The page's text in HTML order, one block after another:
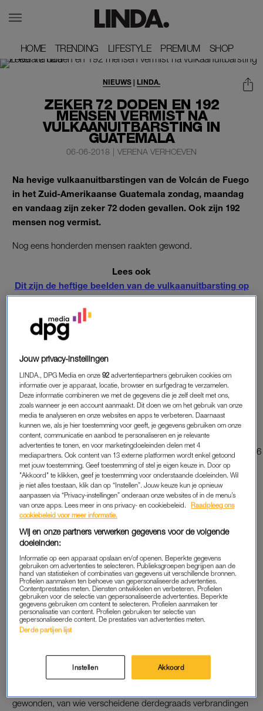
HOME
HOME TRENDING
TRENDING LIFESTYLE
LIFESTYLE PREMIUM
PREMIUM SHOP
SHOP
ZEKER 72 DODEN EN 192
MENSEN VERMIST NA
VULKAANUITBARSTING IN
GUATEMALA
NIEUWS | LINDA.
06-06-2018 | VERENA VERHOEVEN
Na hevige vulkaanuitbarstingen van de Volcán de Fuego
in het Zuid-Amerikaanse Guatemala zondag, maandag
en vandaag zijn zeker 72 doden gevallen. Ook zijn 192
mensen nog vermist.
Nog eens honderden mensen raakten gewond.
Lees ook
Dit zijn de heftige beelden van de vulkaanuitbarsting op
Hawaii
UITBARSTING
De vulkaan spuwde zondag een kilometershoge wolk van as
drieduizend mensen uit de omgeving sloegen op de vlucht en
het internationale vliegveld vanGuatemalawerd gesloten. In
de nabijgelegen dorpjes San Pedro Yepocapa en Sangre de
Cristo werden huizen en auto’s bedolven onder as.
https://twitter.com/NestorTrigueros/status/1003446156507131906
NOG STEEDS GEVAARLIJK
Ook maandag was er een uitbarsting van de vulkaan, deze
was minder intens dan de eerste een dag ervoor. De directeur
van het Guatemalteeks Instituut voor Vulkanologie liet
vanochtend nog weten ervan uit te gaan dat de energie van de
vulkaan zou afnemen. Toch vond vandaag een derde
uitbarsting plaats.
REDDINGSWERKERS
De reddingsdiensten gaan volgens de instanties door met het
gewonden, van wie verscheidene derdegraads verbrandingen
Jouw privacy-instellingen
LINDA., DPG Media en onze92 advertentiepartners gebruiken cookies om
informatie over je apparaat, locatie, browser en surfgedrag te verzamelen.
Deze informatie combineren we met de gegevens die je zelf deelt met ons,
zoals wanneer je een account aanmaakt. Dit doen we om het gebruik van onze
media te analyseren en onze websites en apps te verbeteren. Daarnaast
kunnen we, als je hier toestemming voor geeft, je gegevens gebruiken om onze
content, communicatie en aanbod te personaliseren en je relevante
advertenties te tonen, en voor marketingdoeleinden delen met 4
mediapartners. Ook content van 13 externe platformen wordt enkel getoond
met jouw toestemming. Geef toestemming of stel je eigen keuze in. Door op
"Akkoord" te klikken, geef je toestemming voor onderstaande doeleinden. Wil
je niet alles toestaan, klik dan op “Instellen”. Jouw keuze kun je opnieuw
aanpassen via “Privacy-instellingen” onderaan onze websites of in de menu’s
van onze apps. Lees meer in ons privacy- en cookiebeleid.
Raadpleeg ons
cookiebeleid voor meer informatie.
Wij en onze partners verwerken gegevens voor de volgende
doeleinden:
Informatie op een apparaat opslaan en/of openen. Beperkte gegevens
gebruiken om advertenties te selecteren. Publieksgroepen begrijpen aan de
hand van statistieken of combinaties van gegevens uit verschillende bronnen.
Profielen aanmaken ten behoeve van gepersonaliseerde advertenties.
Contentprestaties meten. Diensten ontwikkelen en verbeteren. Profielen
gebruiken voor de selectie van gepersonaliseerde advertenties. Beperkte
gegevens gebruiken om content te selecteren. Profielen aanmaken ter
personalisatie van content. Profielen gebruiken ter selectie van
gepersonaliseerde content. De prestaties van advertenties meten.
Derde partijen lijst
Instellen Akkoord